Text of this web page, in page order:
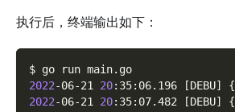
执行后，终端输出如下：
$ go run main.go
2022-06-21 20:35:06.196 [DEBU] {
2022-06-21 20:35:07.482 [DEBU] {